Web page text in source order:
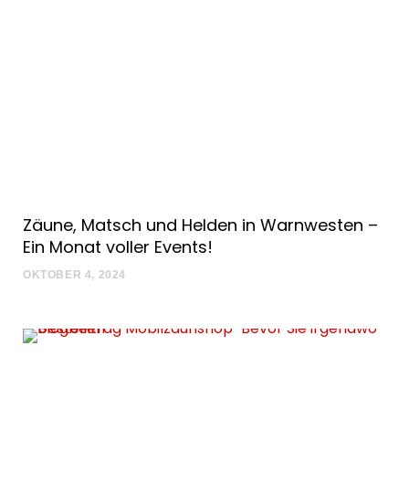
Zäune, Matsch und Helden in Warnwesten –
Ein Monat voller Events!
OKTOBER 4, 2024